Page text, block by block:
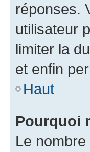
réponses.
utilisateur
limiter la
et enfin
Haut
Pourquoi
Le